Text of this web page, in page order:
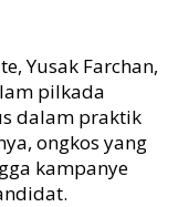
Yusak Farchan,
pilkada
dalam praktik
ongkos yang
kampanye